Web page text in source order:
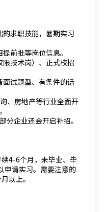
求职技能，暑期实习
前批等岗位信息。
技术岗）、正式校招
试题型、有条件的话
、房地产等行业全面开
分企业还会开启补招。
4-6个月，未毕业、毕
申请实习。需要注意的
以上。